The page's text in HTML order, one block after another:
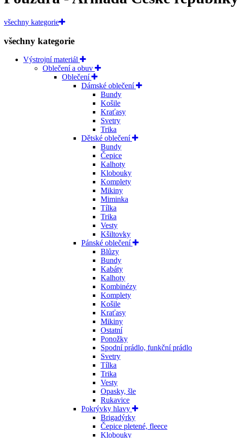
všechny kategorie
všechny kategorie
Výstrojní materiál
Oblečení a obuv
Oblečení
Dámské oblečení
Bundy
Košile
Kraťasy
Svetry
Trika
Dětské oblečení
Bundy
Čepice
Kalhoty
Klobouky
Komplety
Mikiny
Miminka
Tílka
Trika
Vesty
Kšiltovky
Pánské oblečení
Blůzy
Bundy
Kabáty
Kalhoty
Kombinézy
Komplety
Košile
Kraťasy
Mikiny
Ostatní
Ponožky
Spodní prádlo, funkční prádlo
Svetry
Tílka
Trika
Vesty
Opasky, šle
Rukavice
Pokrývky hlavy
Brigadýrky
Čepice pletené, fleece
Klobouky